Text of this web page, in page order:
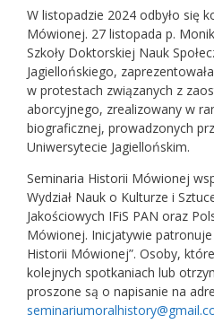
W listopadzie 2024 odbyło się
Mówionej. 27 listopada p.
Szkoły Doktorskiej Nauk
Jagiellońskiego,
w protestach związanych z
aborcyjnego, zrealizowany w
biograficznej, prowadzonych
Uniwersytecie Jagiellońskim.
Seminaria Historii Mówionej
Wydział Nauk o Kulturze i
Jakościowych IFiS PAN oraz
Mówionej. Inicjatywie patronuje
Historii Mówionej”. Osoby,
kolejnych spotkaniach lub
proszone są o napisanie na